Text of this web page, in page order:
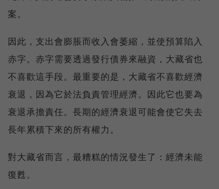
案。
因此，支出會膨脹而收入會萎縮，並使預算陷入
赤字。赤字需要透過發行債券來融資，大藏省也
不喜歡這手段。最重要的是，大藏省不喜歡經濟
衰退，因為它於法負責管理經濟。因此它也要為
衰退承擔責任。長期的經濟衰退可能會使它失去
長年累積下來的所有權力。
對大藏省而言，最糟糕的情況發生了：經濟未能
復甦。